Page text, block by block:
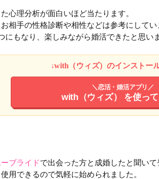
心理分析が面白いほど当たります。
相手の性格診断や相性などは参考にしてい
にもなり、楽しみながら婚活できたと思い
↓with（ウィズ）のインストー
＼恋活・婚活アプリ／
with（ウィズ） を使って
ブライドで出会った方と成婚したと聞いて
用できるので気軽に始められました。